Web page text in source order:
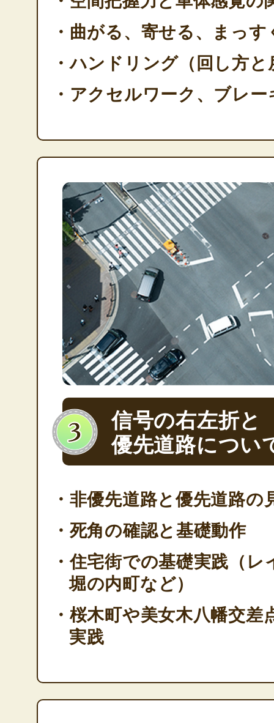
・曲がる、寄せる、まっす
・ハンドリング（回し方と
・アクセルワーク、ブレ
信号の右左折と
優先道路につい
・非優先道路と優先道路の
・死角の確認と基礎動作
・住宅街での基礎実践（
堀の内町など）
・桜木町や美女木八幡交
実践